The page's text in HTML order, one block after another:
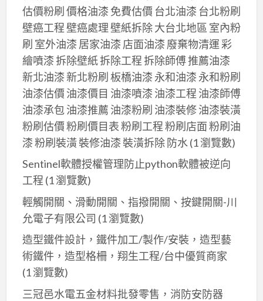
估價粉刷 價格油漆 免費估價 台北油漆 台北粉刷
壁癌工程 壁癌處理 壁紙拆除 大台北地區 室內粉
刷 室外油漆 居家油漆 店面油漆 廢棄物清運 彩
繪噴漆 拆除壁紙 拆除工程 拆除師傅 推薦油漆
新北油漆 新北粉刷 板橋油漆 永和油漆 永和粉刷
油漆估價 油漆價目 油漆噴漆 油漆工程 油漆師傅
油漆承包 油漆推薦 油漆粉刷 油漆裝修 油漆裝潢
粉刷估價 粉刷價目表 粉刷工程 粉刷店面 粉刷油
漆 粉刷裝潢 裝修油漆 裝潢拆除 防水(1 瀏覽數)
Sentinel軟體授權管理防止python軟體被逆向
工程 (1 瀏覽數)
輕觸開關、滑動開關、指撥開關、按鍵開關-川
允電子有限公司 (1 瀏覽數)
造型鐵件設計，鐵件加工/製作/安裝，造型藝
術鐵件，造型格柵，翔生工程/台中優質商家
(1 瀏覽數)
三冠邑水電五金材料批發零售，消防安防器